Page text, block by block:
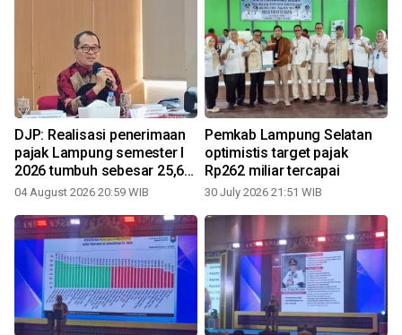
DJP: Realisasi penerimaan
pajak Lampung semester I
2026 tumbuh sebesar 25,61
persen
04 August 2026 20:59 WIB
Pemkab Lampung Selatan
optimistis target pajak
Rp262 miliar tercapai
30 July 2026 21:51 WIB